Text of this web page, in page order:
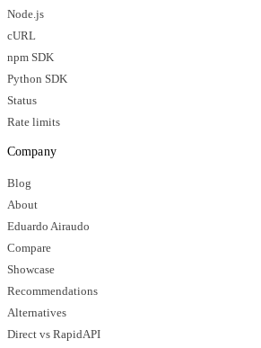
Node.js
cURL
npm SDK
Python SDK
Status
Rate limits
Company
Blog
About
Eduardo Airaudo
Compare
Showcase
Recommendations
Alternatives
Direct vs RapidAPI